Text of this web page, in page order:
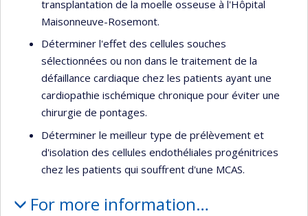
transplantation de la moelle osseuse à l'Hôpital
Maisonneuve-Rosemont.
Déterminer l'effet des cellules souches
sélectionnées ou non dans le traitement de la
défaillance cardiaque chez les patients ayant une
cardiopathie ischémique chronique pour éviter une
chirurgie de pontages.
Déterminer le meilleur type de prélèvement et
d'isolation des cellules endothéliales progénitrices
chez les patients qui souffrent d'une MCAS.
For more information…